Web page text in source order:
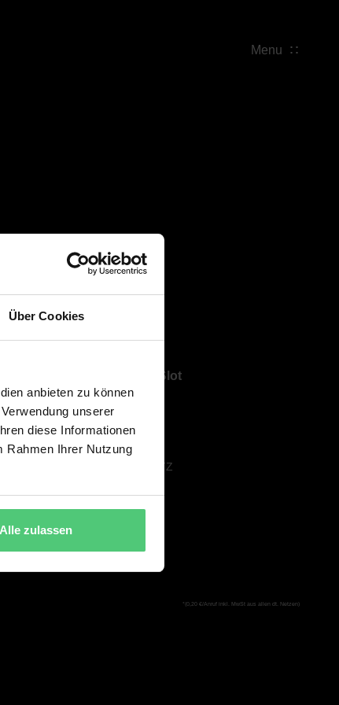
Über Cookies
anbieten zu können
unserer
diese Informationen
Rahmen Ihrer Nutzung
Alle zulassen
Menu
Über ShowSlot
KARRIERE
AGB
DATENSCHUTZ
*(0,20 €/Anruf inkl. MwSt aus allen dt. Netzen)